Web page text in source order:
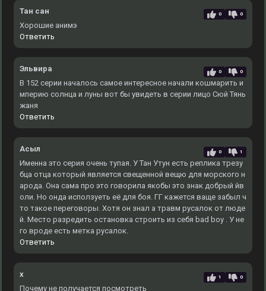
Тан сан 0 0
Хорошие анимэ
Ответить
Эльвира 0 0
В 152 серии началось самое интересное начали кошмарить и
мперию солнца и луны вот бы увидеть в серии лицо Сюй Тянь
жаня
Ответить
Асыл 0 1
Именна это серия очень тупая. У Тан Утун есть реплика трезу
бца отца который является свещенной вещю для морского н
арода. Она сама про это говорила якобы это знак добрый йв
оли. Но онда исползуеть её для боя. ГГ кажется ваще забыл ч
то такое переговоры. Хотя он знал а травм русалок от люде
й. Место разредить остановка строить из себя bad boy . У не
го вроде есть метка русалок.
Ответить
x 1 0
Почему не получается посмотреть